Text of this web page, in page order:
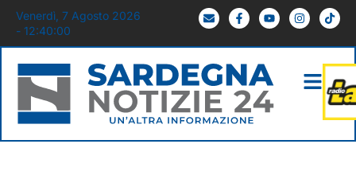
Venerdì, 7 Agosto 2026
- 12:40:01